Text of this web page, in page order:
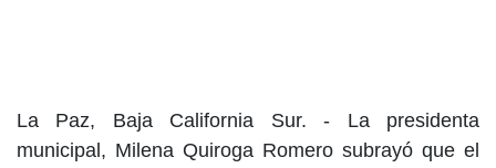
La Paz, Baja California Sur. - La presidenta
municipal, Milena Quiroga Romero subrayó que el